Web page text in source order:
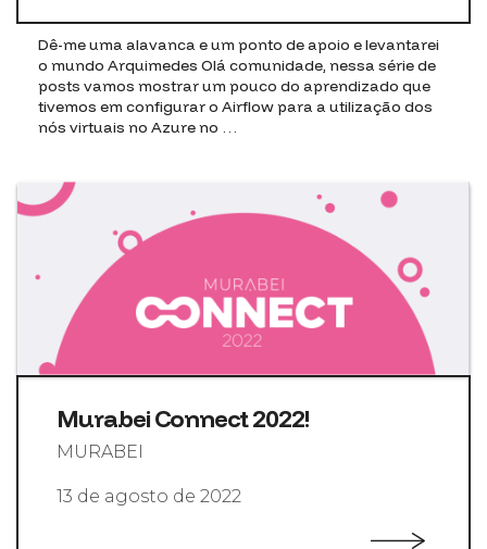
Dê-me uma alavanca e um ponto de apoio e levantarei
o mundo Arquimedes Olá comunidade, nessa série de
posts vamos mostrar um pouco do aprendizado que
tivemos em configurar o Airflow para a utilização dos
nós virtuais no Azure no …
Murabei Connect 2022!
MURABEI
13 de agosto de 2022